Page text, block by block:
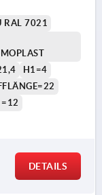
RAL 7021
H1=4
DETAILS